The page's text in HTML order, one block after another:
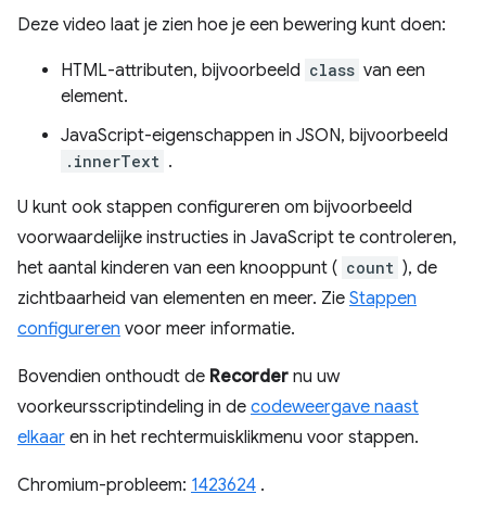
Deze video laat je zien hoe je een bewering kunt doen:
HTML-attributen, bijvoorbeeld class van een
element.
JavaScript-eigenschappen in JSON, bijvoorbeeld
.innerText .
U kunt ook stappen configureren om bijvoorbeeld
voorwaardelijke instructies in JavaScript te controleren,
het aantal kinderen van een knooppunt ( count ), de
zichtbaarheid van elementen en meer. Zie Stappen
configureren voor meer informatie.
Bovendien onthoudt de Recorder nu uw
voorkeursscriptindeling in de codeweergave naast
elkaar en in het rechtermuisklikmenu voor stappen.
Chromium-probleem: 1423624 .